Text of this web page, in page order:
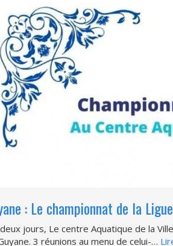
: Le championnat de la
jours, Le centre Aquatique de la
3 réunions au menu de celui-…